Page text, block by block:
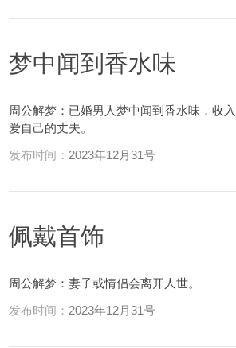
梦中闻到香水味
周公解梦：已婚男人梦中闻到香水味，收
爱自己的丈夫。
发布时间： 2023年12月31号
佩戴首饰
周公解梦：妻子或情侣会离开人世。
发布时间： 2023年12月31号